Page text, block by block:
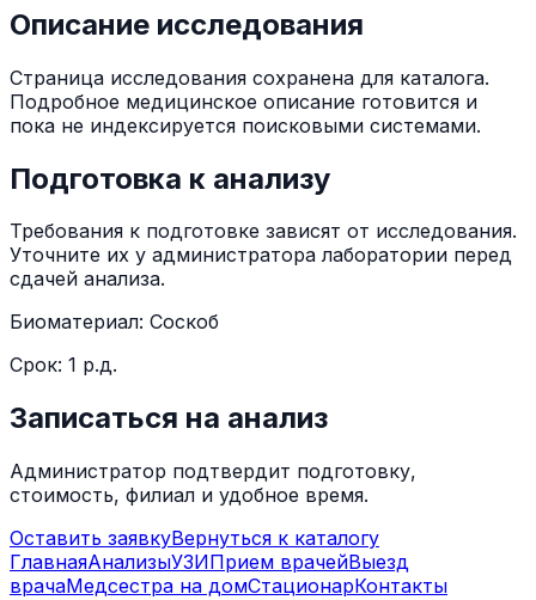
Описание исследования
Страница исследования сохранена для каталога.
Подробное медицинское описание готовится и
пока не индексируется поисковыми системами.
Подготовка к анализу
Требования к подготовке зависят от исследования.
Уточните их у администратора лаборатории перед
сдачей анализа.
Биоматериал: Соскоб
Срок: 1 р.д.
Записаться на анализ
Администратор подтвердит подготовку,
стоимость, филиал и удобное время.
Оставить заявкуВернуться к каталогу
ГлавнаяАнализыУЗИПрием врачейВыезд
врачаМедсестра на домСтационарКонтакты